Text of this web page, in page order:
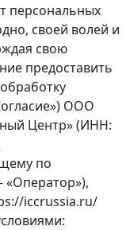
персональных
своей волей и
свою
предоставить
ООО
Центр» (ИНН:
по
«Оператор»),
iccrussia.ru/